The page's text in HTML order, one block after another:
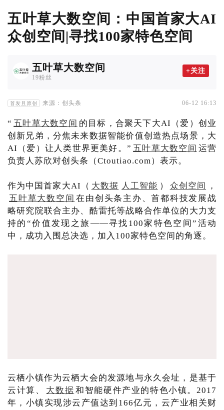
五叶草大数空间：中国首家大AI
众创空间|寻找100家特色空间
五叶草大数空间
19粉丝
+关注
首发且原创 来源：创头条 06-12 16:13
“ 五叶草大数空间 的目标，合聚天下大AI（爱）创业
创新兄弟，分焦未来数据智能价值创造热点场景，大
AI（爱）让人类世界更美好。” 五叶草大数空间 运营
负责人苏欣对创头条（Ctoutiao.com）表示。
作为中国首家大AI（ 大数据 人工智能 ） 众创空间
，
五叶草大数空间 在由创头条主办、首都科技发展战
略研究院联合主办、酷雷托等战略合作单位的大力支
持的“价值发现之旅——寻找100家特色空间”活动
中，成功入围总决选，加入100家特色空间的角逐。
云栖小镇作为云栖大会的发源地与永久会址，是基于
云计算、
大数据 和智能硬件产业的特色小镇。2017
年，小镇实现涉云产值达到166亿元，云产业相关财